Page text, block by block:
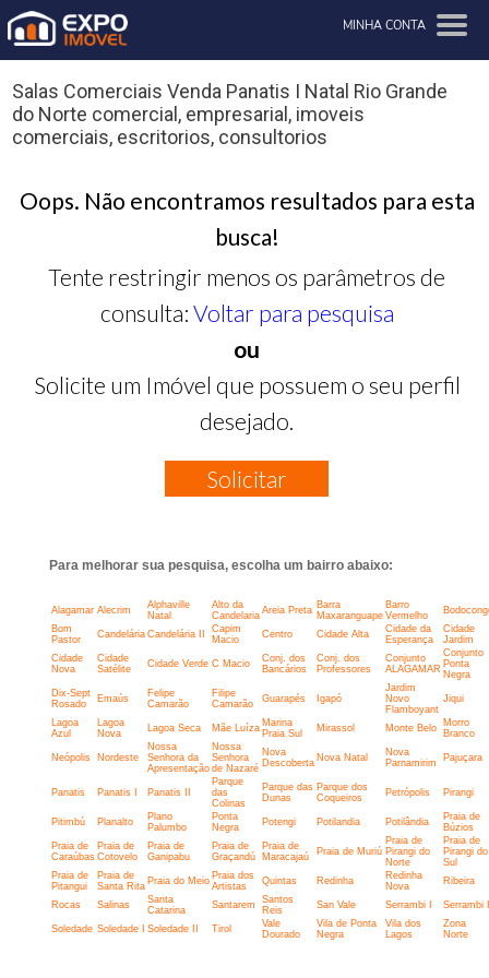
MINHA CONTA
Salas Comerciais Venda Panatis I Natal Rio Grande
do Norte comercial, empresarial, imoveis
comerciais, escritorios, consultorios
Oops. Não encontramos resultados para esta
busca!
Tente restringir menos os parâmetros de
consulta: Voltar para pesquisa
ou
Solicite um Imóvel que possuem o seu perfil
desejado.
Solicitar
Para melhorar sua pesquisa, escolha um bairro abaixo:
Alagamar Alecrim
Alphaville
Natal
Alto da
Candelaria Areia Preta Barra
Maxaranguape
Barro
Vermelho
Bom
Pastor
Candelária Candelária II
Capim
Macio
Centro Cidade Alta
Cidade da
Esperança
Cidade
Jardim
Cidade
Nova
Cidade
Satélite
Cidade Verde C Macio
Conj. dos
Bancários
Conj. dos
Professores
Conjunto
ALAGAMAR
Conjunto
Ponta
Negra
Dix-Sept
Rosado
Emaús
Felipe
Camarão
Filipe
Camarão
Guarapés Igapó
Jardim
Novo
Flamboyant
Jiqui
Lagoa
Azul
Lagoa
Nova
Lagoa Seca Mãe Luíza Marina
Praia Sul
Mirassol Monte Belo
Morro
Branco
Neópolis Nordeste
Nossa
Senhora da
Apresentação
Nossa
Senhora
de Nazaré
Nova
Descoberta Nova Natal
Nova
Parnamirim
Pajuçara
Panatis Panatis I Panatis II
Parque
das
Colinas
Parque das
Dunas
Parque dos
Coqueiros
Petrópolis Pirangi
Pitimbú Planalto
Plano
Palumbo
Ponta
Negra
Potengi Potilandia Potilândia
Praia de
Búzios
Praia de
Caraúbas
Praia de
Cotovelo
Praia de
Ganipabu
Praia de
Graçandú
Praia de
Maracajaú
Praia de Muriú
Praia de
Pirangi do
Norte
Praia de
Pirangi do
Sul
Praia de
Pitangui
Praia de
Santa Rita Praia do Meio Praia dos
Artistas
Quintas Redinha
Redinha
Nova
Ribeira
Rocas Salinas
Santa
Catarina
Santarem
Santos
Reis
San Vale Serrambi I Serrambi
Soledade Soledade I Soledade II Tirol
Vale
Dourado
Vila de Ponta
Negra
Vila dos
Lagos
Zona
Norte